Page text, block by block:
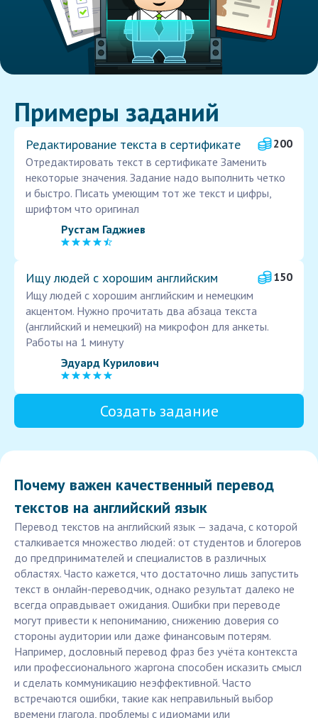
Примеры заданий
Редактирование текста в сертификате
200
Отредактировать текст в сертификате Заменить
некоторые значения. Задание надо выполнить четко
и быстро. Писать умеющим тот же текст и цифры,
шрифтом что оригинал
Рустам Гаджиев
Ищу людей с хорошим английским
150
Ищу людей с хорошим английским и немецким
акцентом. Нужно прочитать два абзаца текста
(английский и немецкий) на микрофон для анкеты.
Работы на 1 минуту
Эдуард Курилович
Создать задание
Почему важен качественный перевод
текстов на английский язык
Перевод текстов на английский язык — задача, с которой
сталкивается множество людей: от студентов и блогеров
до предпринимателей и специалистов в различных
областях. Часто кажется, что достаточно лишь запустить
текст в онлайн-переводчик, однако результат далеко не
всегда оправдывает ожидания. Ошибки при переводе
могут привести к непониманию, снижению доверия со
стороны аудитории или даже финансовым потерям.
Например, дословный перевод фраз без учёта контекста
или профессионального жаргона способен исказить смысл
и сделать коммуникацию неэффективной. Часто
встречаются ошибки, такие как неправильный выбор
времени глагола, проблемы с идиомами или